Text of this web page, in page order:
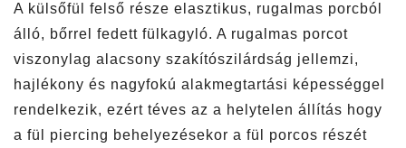
A külsőfül felső része elasztikus, rugalmas porcból
álló, bőrrel fedett fülkagyló. A rugalmas porcot
viszonylag alacsony szakítószilárdság jellemzi,
hajlékony és nagyfokú alakmegtartási képességgel
rendelkezik, ezért téves az a helytelen állítás hogy
a fül piercing behelyezésekor a fül porcos részét